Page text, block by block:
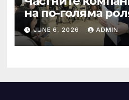
на по-голяма
стратегическата
енергетика
JUNE 6, 2026 ADMIN